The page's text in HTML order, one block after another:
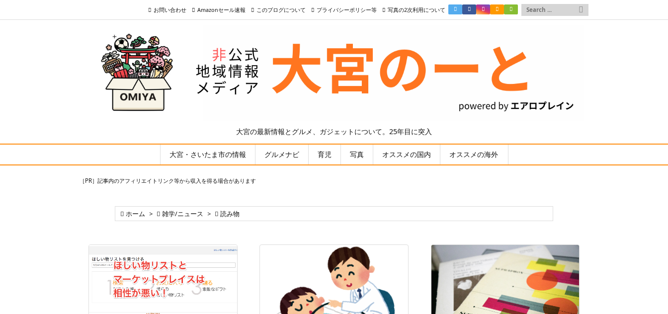
大宮の最新情報とグルメ、ガジェットについて。25年目に突入
大宮・さいたま市の情報 グルメナビ 育児 写真 オススメの国内 オススメの海外
お問い合わせ Amazonセール速報 このブログについて プライバシーポリシー等 写真の2次利用について 
［PR］記事内のアフィリエイトリンク等から収入を得る場合があります
 ホーム >  雑学/ニュース >  読み物